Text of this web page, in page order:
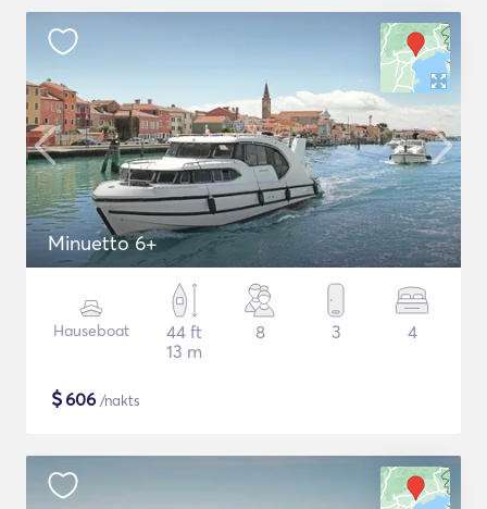
Minuetto 6+
Hauseboat
44 ft
13 m
8 3 4
$606 /nakts